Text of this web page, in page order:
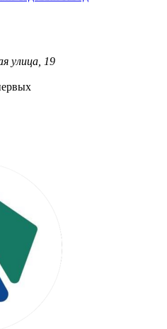
улица, 19